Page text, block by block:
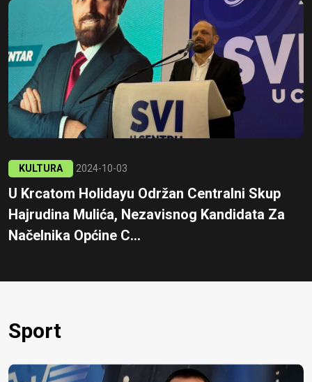
KULTURA 2024-10-03
U Krcatom Holidayu Održan Centralni Skup
Hajrudina Mulića, Nezavisnog Kandidata Za
Načelnika Općine C...
Sport